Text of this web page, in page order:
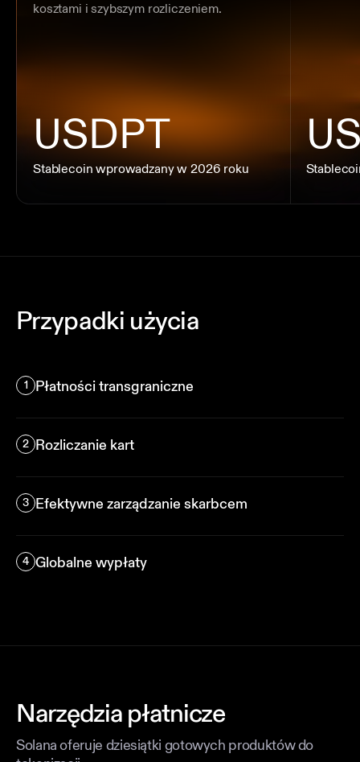
kosztami i szybszym rozliczeniem.
Stablecoin wprowadzany w 2026 roku
USDPT
Stablecoin wprowadzany w 2026 roku
Przypadki użycia
1
Płatności transgraniczne
obsługi przekazów pieniężnych i wcześniej
2 Rozliczanie kart
kartowe coraz częściej korzystają z Solany do
rozliczania płatności kartowych.
3 Efektywne zarządzanie skarbcem
całym świecie i wysyłaj pieniądze dokładnie
tam, gdzie są potrzebne, tak szybko jak internet.
4 Globalne wypłaty
Narzędzia płatnicze
Solana oferuje dziesiątki gotowych produktów do